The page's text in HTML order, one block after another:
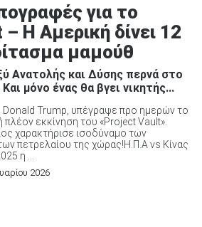
για το
Η Αμερική δίνει 12
μαμούθ
Ανατολής και Δύσης περνά στο
μόνο ένας θα βγει νικητής...
Trump, υπέγραψε προ ημερών το
πλέον εκκίνηση του «Project Vault».
χαρακτήρισε ισοδύναμο των
πετρελαίου της χώρας!Η.Π.Α vs Κίνας
η ...
2026